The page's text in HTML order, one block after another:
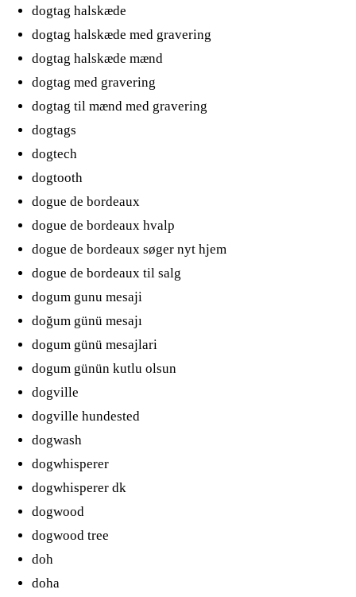
dogtag halskæde
dogtag halskæde med gravering
dogtag halskæde mænd
dogtag med gravering
dogtag til mænd med gravering
dogtags
dogtech
dogtooth
dogue de bordeaux
dogue de bordeaux hvalp
dogue de bordeaux søger nyt hjem
dogue de bordeaux til salg
dogum gunu mesaji
doğum günü mesajı
dogum günü mesajlari
dogum günün kutlu olsun
dogville
dogville hundested
dogwash
dogwhisperer
dogwhisperer dk
dogwood
dogwood tree
doh
doha